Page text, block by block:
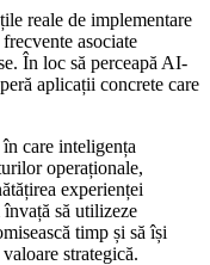
reale de implementare
asociate
În loc să perceapă AI-
aplicații concrete care
care inteligența
operaționale,
experienței
să utilizeze
timp și să își
strategică.